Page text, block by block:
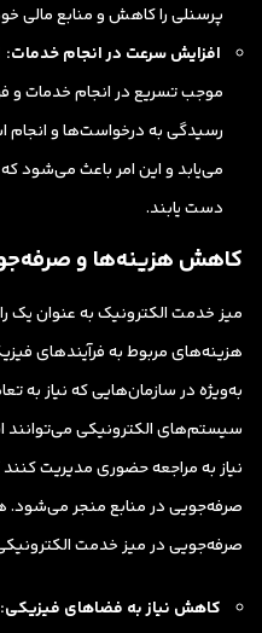
پرسنلی را کاهش و منابع
افزایش سرعت در انجام خدمات:
موجب تسریع در انجام خدمات و
رسیدگی به درخواست‌ها و
می‌یابد و این امر باعث می‌شود
دست یابند.
کاهش هزینه‌ها و
میز خدمت الکترونیک به عنوان یک
هزینه‌های مربوط به فرآیندهای
به‌ویژه در سازمان‌هایی که نیاز به
سیستم‌های الکترونیکی می‌توانند
نیاز به مراجعه حضوری مدیریت
صرفه‌جویی در منابع منجر می‌شود.
صرفه‌جویی در میز خدمت
کاهش نیاز به فضاهای فیزیکی: